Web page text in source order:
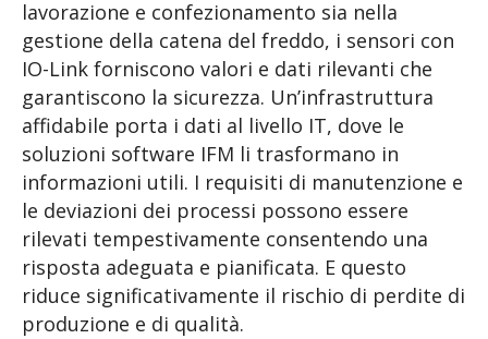
lavorazione e confezionamento sia nella
gestione della catena del freddo, i sensori con
IO-Link forniscono valori e dati rilevanti che
garantiscono la sicurezza. Un’infrastruttura
affidabile porta i dati al livello IT, dove le
soluzioni software IFM li trasformano in
informazioni utili. I requisiti di manutenzione e
le deviazioni dei processi possono essere
rilevati tempestivamente consentendo una
risposta adeguata e pianificata. E questo
riduce significativamente il rischio di perdite di
produzione e di qualità.